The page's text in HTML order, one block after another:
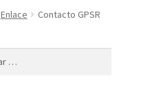
Enlace Contacto GPSR